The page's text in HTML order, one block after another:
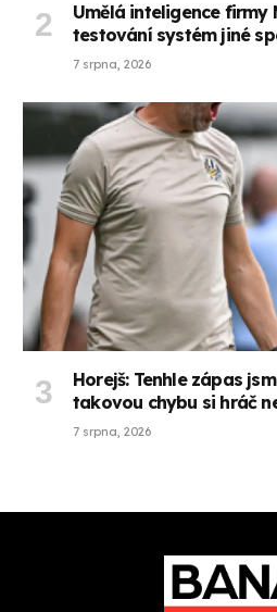
Umělá inteligence firmy
testování systém jiné
7 srpna, 2026
Horejš: Tenhle zápas
takovou chybu si hráč
7 srpna, 2026